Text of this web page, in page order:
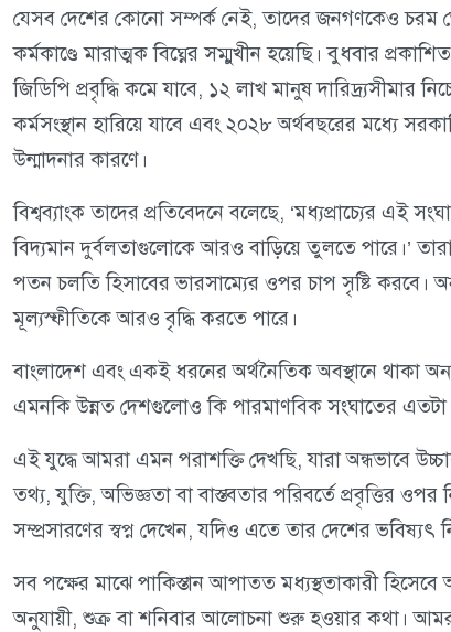
যেসব দেশের কোনো সম্পর্ক নেই, তাদের জনগণকেও চরম
কর্মকাণ্ডে মারাত্মক বিঘ্নের সম্মুখীন হয়েছি। বুধবার
জিডিপি প্রবৃদ্ধি কমে যাবে, ১২ লাখ মানুষ দারিদ্র্যসীমার
কর্মসংস্থান হারিয়ে যাবে এবং ২০২৮ অর্থবছরের মধ্যে
উন্মাদনার কারণে।
বিশ্বব্যাংক তাদের প্রতিবেদনে বলেছে, ‘মধ্যপ্রাচ্যের এই
বিদ্যমান দুর্বলতাগুলোকে আরও বাড়িয়ে তুলতে পারে।’
পতন চলতি হিসাবের ভারসাম্যের ওপর চাপ সৃষ্টি করবে।
মূল্যস্ফীতিকে আরও বৃদ্ধি করতে পারে।
বাংলাদেশ এবং একই ধরনের অর্থনৈতিক অবস্থানে থাকা
এমনকি উন্নত দেশগুলোও কি পারমাণবিক সংঘাতের এতটা
এই যুদ্ধে আমরা এমন পরাশক্তি দেখছি, যারা অন্ধভাবে
তথ্য, যুক্তি, অভিজ্ঞতা বা বাস্তবতার পরিবর্তে প্রবৃত্তির
সম্প্রসারণের স্বপ্ন দেখেন, যদিও এতে তার দেশের ভবিষ্যৎ
সব পক্ষের মাঝে পাকিস্তান আপাতত মধ্যস্থতাকারী
অনুযায়ী, শুক্র বা শনিবার আলোচনা শুরু হওয়ার কথা।